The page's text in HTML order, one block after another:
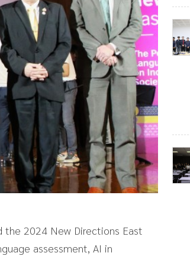
the 2024 New Directions East
assessment, AI in